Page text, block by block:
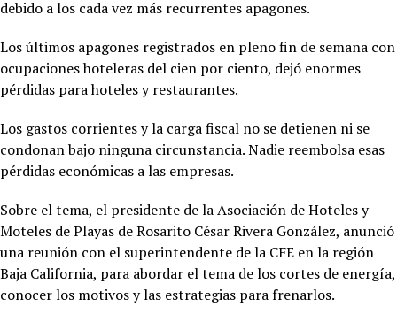
debido a los cada vez más recurrentes apagones.
Los últimos apagones registrados en pleno fin de semana con
ocupaciones hoteleras del cien por ciento, dejó enormes
pérdidas para hoteles y restaurantes.
Los gastos corrientes y la carga fiscal no se detienen ni se
condonan bajo ninguna circunstancia. Nadie reembolsa esas
pérdidas económicas a las empresas.
Sobre el tema, el presidente de la Asociación de Hoteles y
Moteles de Playas de Rosarito César Rivera González, anunció
una reunión con el superintendente de la CFE en la región
Baja California, para abordar el tema de los cortes de energía,
conocer los motivos y las estrategias para frenarlos.